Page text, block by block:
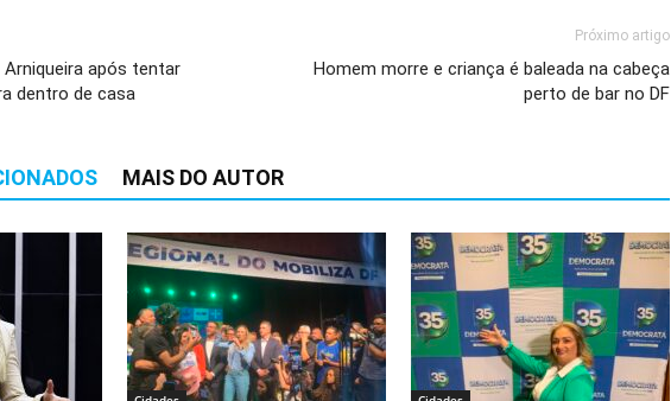
após tentar
dentro de casa
Próximo artigo
Homem morre e criança é baleada na cabeça
perto de bar no DF
MAIS DO AUTOR